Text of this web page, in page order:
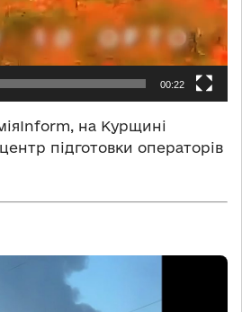
00:22
на Курщині
підготовки операторів